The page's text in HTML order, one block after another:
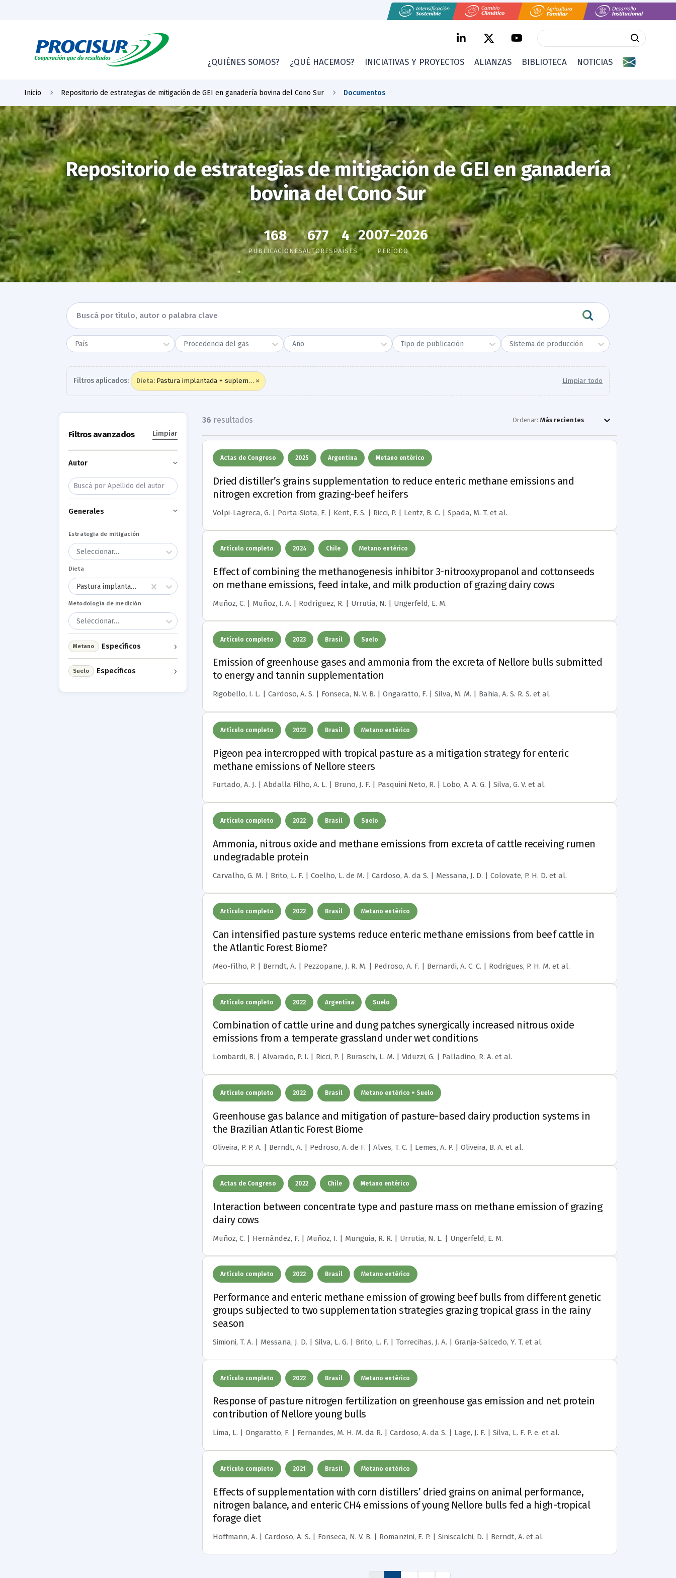
¿QUIÉNES SOMOS? ¿QUÉ HACEMOS? INICIATIVAS Y PROYECTOS ALIANZAS BIBLIOTECA NOTICIAS
Inicio Repositorio de estrategias de mitigación de GEI en ganadería bovina del Cono Sur Documentos
Repositorio de estrategias de mitigación de GEI en ganadería
bovina del Cono Sur
168
PUBLICACIONES
677
AUTORES
4
PAÍSES
2007–2026
PERÍODO
País Procedencia del gas Año Tipo de publicación Sistema de producción
Filtros aplicados: Dieta: Pastura implantada + suplemento (forraje, grano, subproducto)
× Limpiar todo
Filtros avanzados Limpiar
Autor ›
Generales ›
Estrategia de mitigación
Seleccionar…
Dieta
Pastura implantada + suplemento (forraje, grano, subproducto)
Metodología de medición
Seleccionar…
Metano Específicos ›
Suelo Específicos ›
36 resultados Ordenar: Más recientes
Actas de Congreso 2025 Argentina Metano entérico
Dried distiller’s grains supplementation to reduce enteric methane emissions and
nitrogen excretion from grazing-beef heifers
Volpi-Lagreca, G. | Porta-Siota, F. | Kent, F. S. | Ricci, P. | Lentz, B. C. | Spada, M. T. et al.
Artículo completo 2024 Chile Metano entérico
Effect of combining the methanogenesis inhibitor 3-nitrooxypropanol and cottonseeds
on methane emissions, feed intake, and milk production of grazing dairy cows
Muñoz, C. | Muñoz, I. A. | Rodríguez, R. | Urrutia, N. | Ungerfeld, E. M.
Artículo completo 2023 Brasil Suelo
Emission of greenhouse gases and ammonia from the excreta of Nellore bulls submitted
to energy and tannin supplementation
Rigobello, I. L. | Cardoso, A. S. | Fonseca, N. V. B. | Ongaratto, F. | Silva, M. M. | Bahia, A. S. R. S. et al.
Artículo completo 2023 Brasil Metano entérico
Pigeon pea intercropped with tropical pasture as a mitigation strategy for enteric
methane emissions of Nellore steers
Furtado, A. J. | Abdalla Filho, A. L. | Bruno, J. F. | Pasquini Neto, R. | Lobo, A. A. G. | Silva, G. V. et al.
Artículo completo 2022 Brasil Suelo
Ammonia, nitrous oxide and methane emissions from excreta of cattle receiving rumen
undegradable protein
Carvalho, G. M. | Brito, L. F. | Coelho, L. de M. | Cardoso, A. da S. | Messana, J. D. | Colovate, P. H. D. et al.
Artículo completo 2022 Brasil Metano entérico
Can intensified pasture systems reduce enteric methane emissions from beef cattle in
the Atlantic Forest Biome?
Meo-Filho, P. | Berndt, A. | Pezzopane, J. R. M. | Pedroso, A. F. | Bernardi, A. C. C. | Rodrigues, P. H. M. et al.
Artículo completo 2022 Argentina Suelo
Combination of cattle urine and dung patches synergically increased nitrous oxide
emissions from a temperate grassland under wet conditions
Lombardi, B. | Alvarado, P. I. | Ricci, P. | Buraschi, L. M. | Viduzzi, G. | Palladino, R. A. et al.
Artículo completo 2022 Brasil Metano entérico + Suelo
Greenhouse gas balance and mitigation of pasture-based dairy production systems in
the Brazilian Atlantic Forest Biome
Oliveira, P. P. A. | Berndt, A. | Pedroso, A. de F. | Alves, T. C. | Lemes, A. P. | Oliveira, B. A. et al.
Actas de Congreso 2022 Chile Metano entérico
Interaction between concentrate type and pasture mass on methane emission of grazing
dairy cows
Muñoz, C. | Hernández, F. | Muñoz, I. | Munguia, R. R. | Urrutia, N. L. | Ungerfeld, E. M.
Artículo completo 2022 Brasil Metano entérico
Performance and enteric methane emission of growing beef bulls from different genetic
groups subjected to two supplementation strategies grazing tropical grass in the rainy
season
Simioni, T. A. | Messana, J. D. | Silva, L. G. | Brito, L. F. | Torrecihas, J. A. | Granja-Salcedo, Y. T. et al.
Artículo completo 2022 Brasil Metano entérico
Response of pasture nitrogen fertilization on greenhouse gas emission and net protein
contribution of Nellore young bulls
Lima, L. | Ongaratto, F. | Fernandes, M. H. M. da R. | Cardoso, A. da S. | Lage, J. F. | Silva, L. F. P. e. et al.
Artículo completo 2021 Brasil Metano entérico
Effects of supplementation with corn distillers’ dried grains on animal performance,
nitrogen balance, and enteric CH4 emissions of young Nellore bulls fed a high-tropical
forage diet
Hoffmann, A. | Cardoso, A. S. | Fonseca, N. V. B. | Romanzini, E. P. | Siniscalchi, D. | Berndt, A. et al.